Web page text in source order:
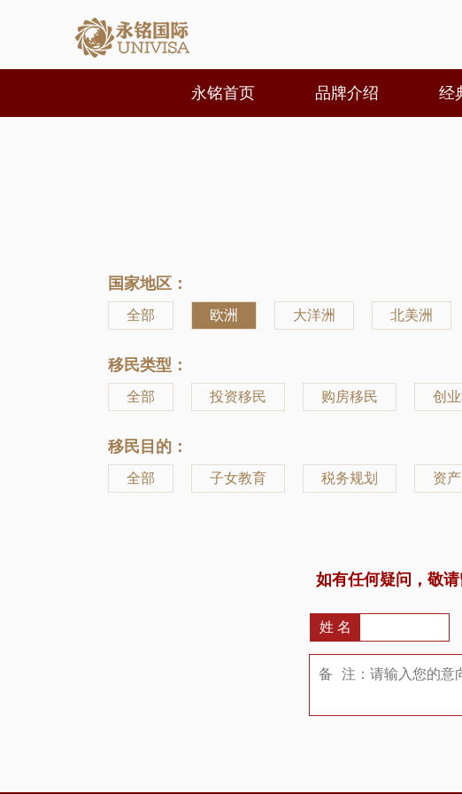
永铭首页 品牌介绍 经
国家地区：
全部 欧洲 大洋洲 北美洲
移民类型：
全部 投资移民 购房移民 创
移民目的：
全部 子女教育 税务规划 资
如有任何疑问，敬
姓 名